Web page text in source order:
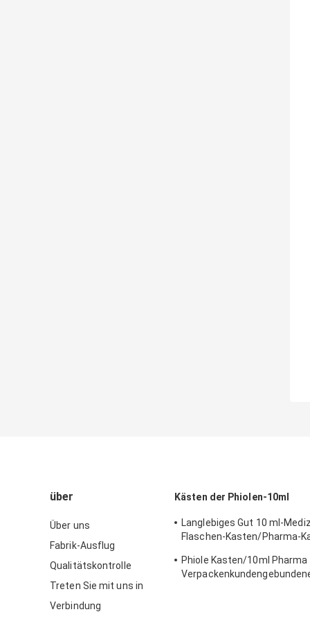
über
Über uns
Fabrik-Ausflug
Qualitätskontrolle
Treten Sie mit uns in
Verbindung
Kästen der Phiolen-10ml
Langlebiges Gut 10 ml-
Flaschen-Kasten/Pharma-
Phiole Kasten/10ml